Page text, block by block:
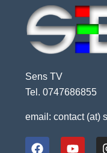
Sens TV
Tel. 0747686855
email: contact (at)